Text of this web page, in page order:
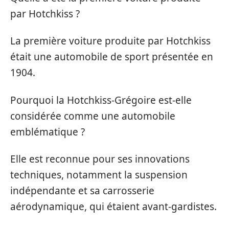
par Hotchkiss ?
La première voiture produite par Hotchkiss
était une automobile de sport présentée en
1904.
Pourquoi la Hotchkiss-Grégoire est-elle
considérée comme une automobile
emblématique ?
Elle est reconnue pour ses innovations
techniques, notamment la suspension
indépendante et sa carrosserie
aérodynamique, qui étaient avant-gardistes.